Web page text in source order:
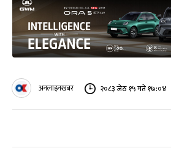
अनलाइनखबर २०८३ जेठ १५ गते १७:०४